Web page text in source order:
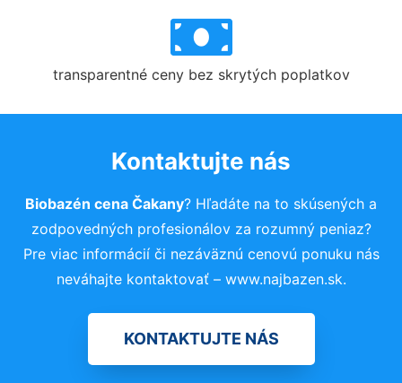
transparentné ceny bez skrytých poplatkov
Kontaktujte nás
Biobazén cena Čakany? Hľadáte na to skúsených a
zodpovedných profesionálov za rozumný peniaz?
Pre viac informácií či nezáväznú cenovú ponuku nás
neváhajte kontaktovať – www.najbazen.sk.
KONTAKTUJTE NÁS